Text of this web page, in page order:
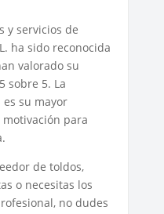
y servicios de
ha sido reconocida
valorado su
sobre 5. La
su mayor
para
de toldos,
o necesitas los
no dudes